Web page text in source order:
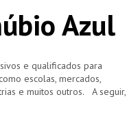
Azul
e qualificados para
escolas, mercados,
e muitos outros. A seguir,